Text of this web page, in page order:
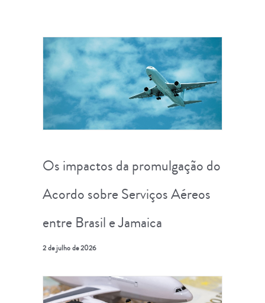
Os impactos da promulgação do
Acordo sobre Serviços Aéreos
entre Brasil e Jamaica
2 de julho de 2026